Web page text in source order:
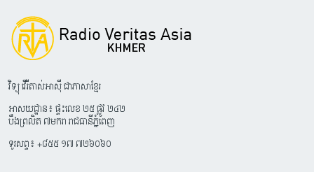
វិទ្យុ វើរីតាស់អាស៊ី ជាភាសាខ្មែរ
អាសយដ្ឋាន៖ ផ្ទះលេខ ២៥ ផ្លូវ ២៤២
បឹងព្រលិត ៧មករា រាជធានីភ្នំពេញ
ទូរសព្ទ៖ +៨៥៥ ១៧ ៧២៦០៦០